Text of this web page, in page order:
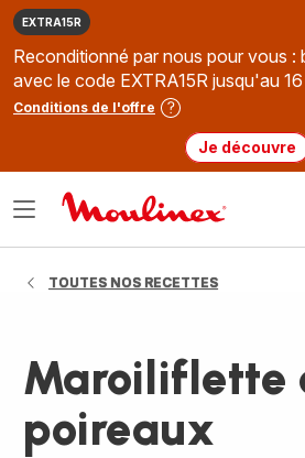
EXTRA15R
Reconditionné par nous pour vous :
avec le code EXTRA15R jusqu'au
Conditions de l'offre
Je découvre
Ouvrir
TOUTES NOS RECETTES
Maroiliflette
poireaux